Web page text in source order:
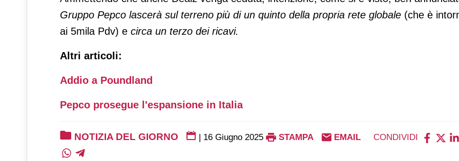
Gruppo Pepco lascerà sul terreno più di un quinto della propria rete globale (che è
ai 5mila Pdv) e circa un terzo dei ricavi.
Altri articoli:
Addio a Poundland
Pepco prosegue l'espansione in Italia
NOTIZIA DEL GIORNO | 16 Giugno 2025 STAMPA EMAIL CONDIVIDI